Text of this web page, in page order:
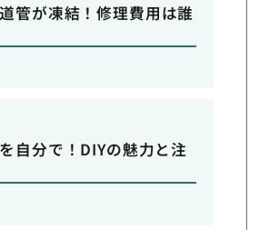
管が凍結！修理費用は誰
自分で！DIYの魅力と注